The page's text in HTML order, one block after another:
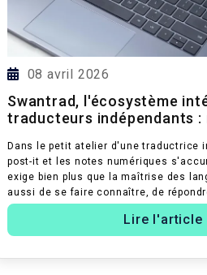
08 avril 2026
Swantrad, l'écosystème
traducteurs indépendants :
Dans le petit atelier d'une traductrice
post-it et les notes numériques
exige bien plus que la maîtrise des
aussi de se faire connaître, de
les paiements e...
Lire l'article